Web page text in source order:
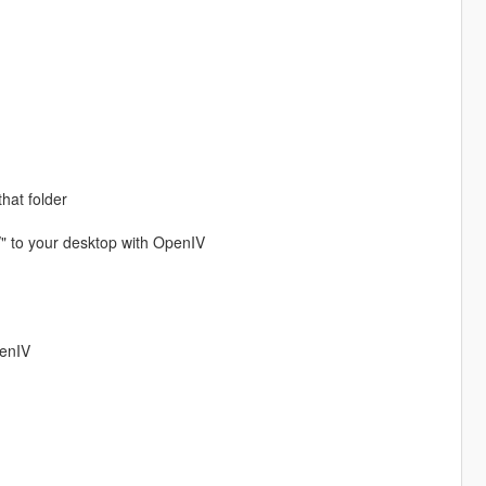
folder
to your desktop with OpenIV